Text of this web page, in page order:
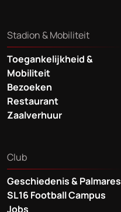
Stadion & Mobiliteit
Toegankelijkheid &
Mobiliteit
Bezoeken
Restaurant
Zaalverhuur
Club
Geschiedenis & Palmares
SL16 Football Campus
Jobs